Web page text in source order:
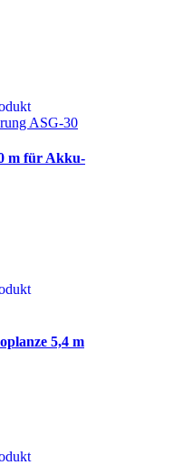
m für Akku-
5,4 m